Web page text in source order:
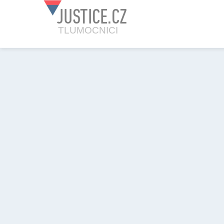
JUSTICE.CZ
TLUMOCNICI